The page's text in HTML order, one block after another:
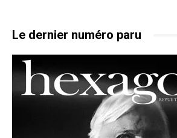
Le dernier numéro paru